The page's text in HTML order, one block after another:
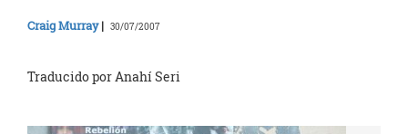
Craig Murray| 30/07/2007
Traducido por Anahí Seri